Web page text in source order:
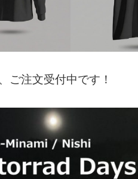
ご注文受付中です！